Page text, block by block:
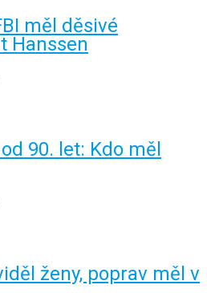
měl děsivé
Hanssen
90. let: Kdo měl
ženy, poprav měl v